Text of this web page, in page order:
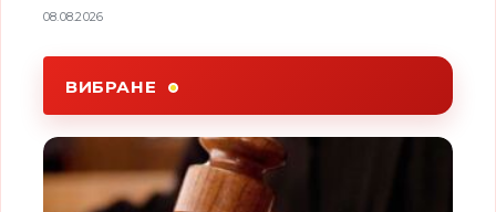
08.08.2026
ВИБРАНЕ